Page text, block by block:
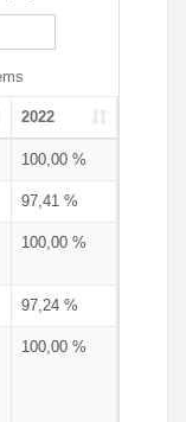
2022
100,00 %
97,41 %
100,00 %
97,24 %
100,00 %